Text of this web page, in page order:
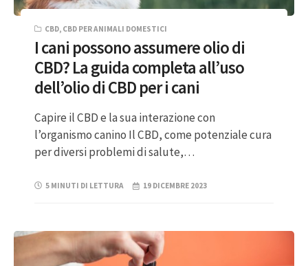
CBD, CBD PER ANIMALI DOMESTICI
I cani possono assumere olio di
CBD? La guida completa all’uso
dell’olio di CBD per i cani
Capire il CBD e la sua interazione con
l’organismo canino Il CBD, come potenziale cura
per diversi problemi di salute,…
5 MINUTI DI LETTURA 19 DICEMBRE 2023